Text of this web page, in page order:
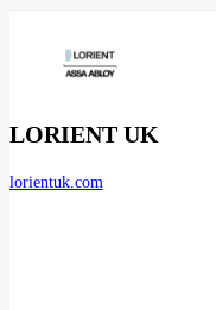
LORIENT UK
lorientuk.com